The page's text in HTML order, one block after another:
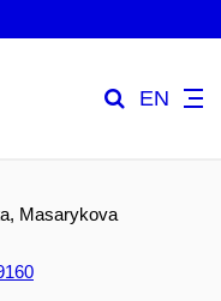
EN
Masarykova